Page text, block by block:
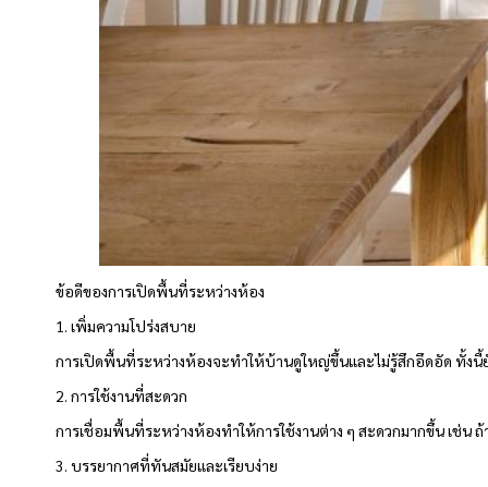
ข้อดีของการเปิดพื้นที่ระหว่างห้อง
1. เพิ่มความโปร่งสบาย
การเปิดพื้นที่ระหว่างห้องจะทำให้บ้านดูใหญ่ขึ้นและไม่รู้สึกอึดอัด ทั้งนี้
2. การใช้งานที่สะดวก
การเชื่อมพื้นที่ระหว่างห้องทำให้การใช้งานต่าง ๆ สะดวกมากขึ้น เช่
3. บรรยากาศที่ทันสมัยและเรียบง่าย